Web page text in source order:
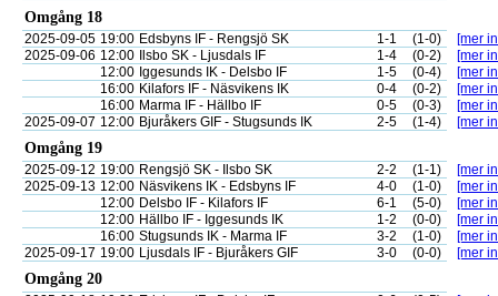
Omgång 18
2025-09-05 19:00 Edsbyns IF - Rengsjö SK 1-1 (1-0)
[mer
2025-09-06 12:00 Ilsbo SK - Ljusdals IF 1-4 (0-2)
[mer
12:00 Iggesunds IK - Delsbo IF 1-5 (0-4)
[mer
16:00 Kilafors IF - Näsvikens IK 0-4 (0-2)
[mer
16:00 Marma IF - Hällbo IF 0-5 (0-3)
[mer
2025-09-07 12:00 Bjuråkers GIF - Stugsunds IK 2-5 (1-4) [mer
Omgång 19
2025-09-12 19:00 Rengsjö SK - Ilsbo SK 2-2 (1-1)
[mer
2025-09-13 12:00 Näsvikens IK - Edsbyns IF 4-0 (1-0)
[mer
12:00 Delsbo IF - Kilafors IF 6-1 (5-0)
[mer
12:00 Hällbo IF - Iggesunds IK 1-2 (0-0)
[mer
16:00 Stugsunds IK - Marma IF 3-2 (1-0)
[mer
2025-09-17 19:00 Ljusdals IF - Bjuråkers GIF 3-0 (0-0) [mer
Omgång 20